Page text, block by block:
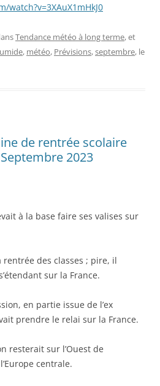
Tendance météo à long terme, et
, météo, Prévisions,septembre, le
de rentrée scolaire
2023
à la base faire ses valises sur
des classes ; pire, il
sur la France.
en partie issue de l’ex
prendre le relai sur la France.
resterait sur l’Ouest de
centrale.